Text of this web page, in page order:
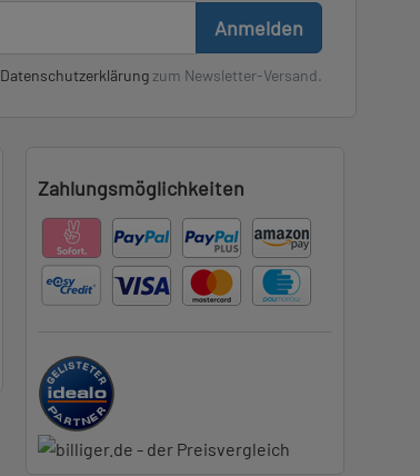
Anmelden
Datenschutzerklärung zum Newsletter-Versand.
Zahlungsmöglichkeiten